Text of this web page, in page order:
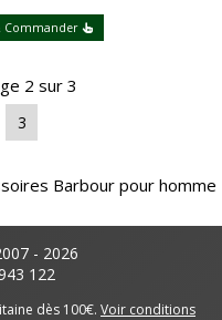
Commander
2 sur 3
3
Barbour pour homme
- 2026
122
dès 100€. Voir conditions